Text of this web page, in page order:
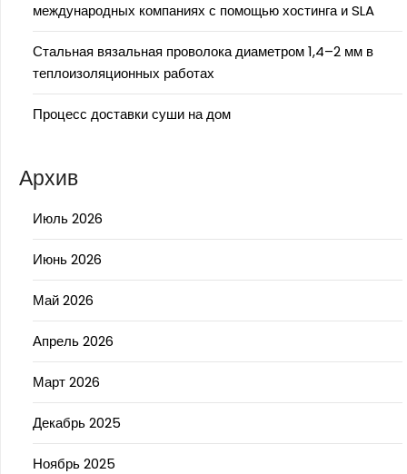
международных компаниях с помощью хостинга и SLA
Стальная вязальная проволока диаметром 1,4–2 мм в
теплоизоляционных работах
Процесс доставки суши на дом
Архив
Июль 2026
Июнь 2026
Май 2026
Апрель 2026
Март 2026
Декабрь 2025
Ноябрь 2025